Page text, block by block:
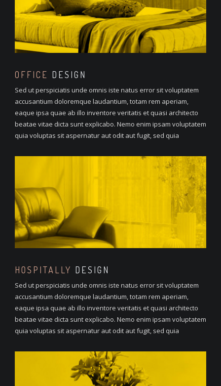
OFFICE DESIGN
Sed ut perspiciatis unde omnis iste natus error sit voluptatem
accusantium doloremque laudantium, totam rem aperiam,
eaque ipsa quae ab illo inventore veritatis et quasi architecto
beatae vitae dicta sunt explicabo. Nemo enim ipsam voluptatem
quia voluptas sit aspernatur aut odit aut fugit, sed quia
HOSPITALLY DESIGN
Sed ut perspiciatis unde omnis iste natus error sit voluptatem
accusantium doloremque laudantium, totam rem aperiam,
eaque ipsa quae ab illo inventore veritatis et quasi architecto
beatae vitae dicta sunt explicabo. Nemo enim ipsam voluptatem
quia voluptas sit aspernatur aut odit aut fugit, sed quia